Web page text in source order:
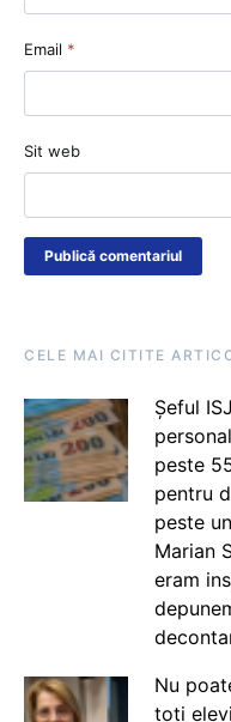
Email *
Sit web
CELE MAI CITITE
Șeful
peste
pentru
peste
Marian
eram
Nu
toți